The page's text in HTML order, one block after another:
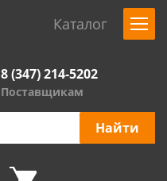
Каталог
8 (347) 214-5202
Поставщикам